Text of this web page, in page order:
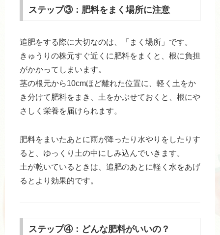
ステップ③：肥料をまく場所に注意
追肥をする際に大切なのは、「まく場所」です。
きゅうりの株元すぐ近くに肥料をまくと、根に負担
がかかってしまいます。
茎の根元から10cmほど離れた位置に、軽く土をか
き分けて肥料をまき、土をかぶせておくと、根にや
さしく栄養を届けられます。
肥料をまいたあとに雨が降ったり水やりをしたりす
ると、ゆっくり土の中にしみ込んでいきます。
土が乾いているときは、追肥のあとに軽く水をあげ
るとより効果的です。
ステップ④：どんな肥料がいいの？